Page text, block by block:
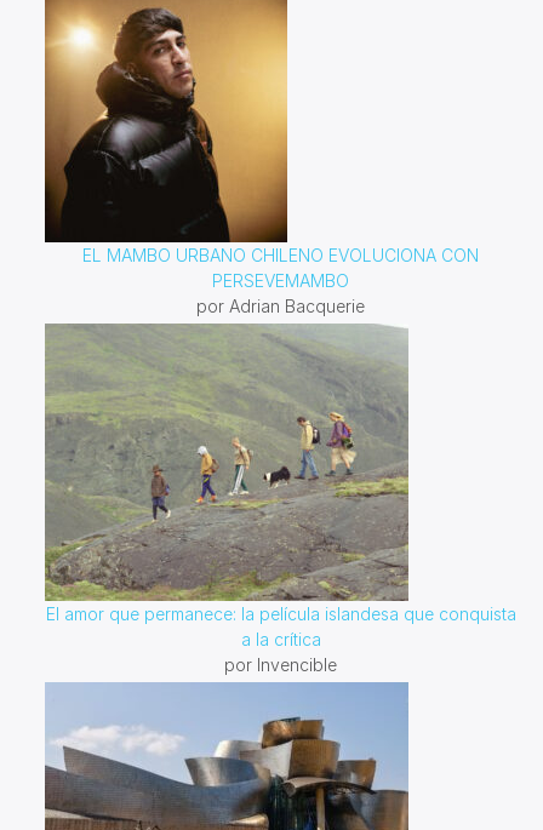
EL MAMBO URBANO CHILENO EVOLUCIONA CON
PERSEVEMAMBO
por Adrian Bacquerie
El amor que permanece: la película islandesa que conquista
a la crítica
por Invencible